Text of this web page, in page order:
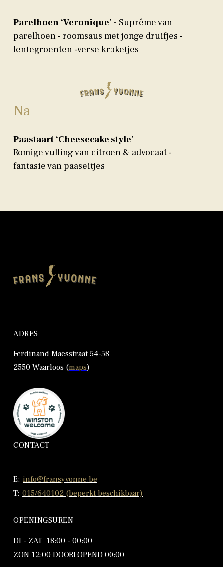
Parelhoen ‘Veronique’ - Suprême van
parelhoen - roomsaus met jonge druifjes -
lentegroenten -verse kroketjes
Na
Paastaart ‘Cheesecake style’
Romige vulling van citroen & advocaat -
fantasie van paaseitjes
ADRES
Ferdinand Maesstraat 54-58
2550 Waarloos (maps)
CONTACT
E: info@fransyvonne.be
T: 015/640102 (beperkt beschikbaar)
OPENINGSUREN
DI - ZAT 18:00 - 00:00
ZON 12:00 DOORLOPEND 00:00